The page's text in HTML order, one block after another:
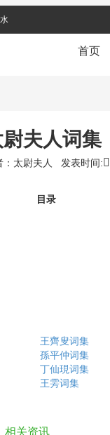
首页
夫人词集
：太尉夫人 发表时间:
目录
王齊叟词集
孫平仲词集
丁仙現词集
王雱词集
相关资讯